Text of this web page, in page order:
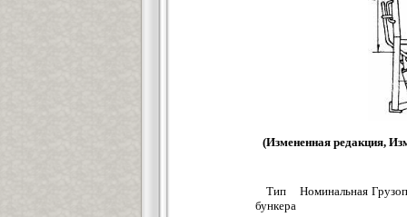
(Измененная редакция,
Тип
бункера
Номинальная